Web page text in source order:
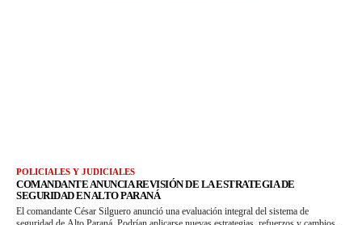
POLICIALES Y JUDICIALES
COMANDANTE ANUNCIA REVISIÓN DE LA ESTRATEGIA DE
SEGURIDAD EN ALTO PARANÁ
El comandante César Silguero anunció una evaluación integral del sistema de